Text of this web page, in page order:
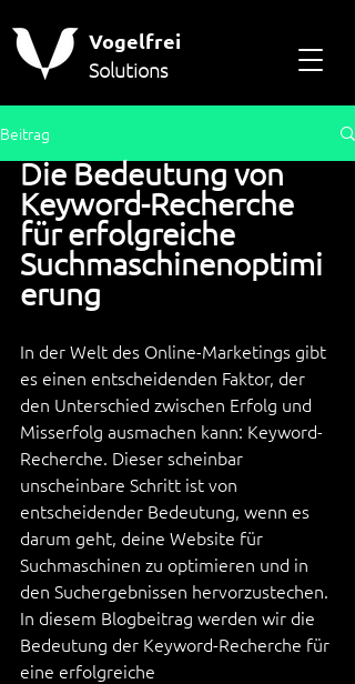
Vogelfrei
Solutions
Beitrag
Die Bedeutung von
Keyword-Recherche
für erfolgreiche
Suchmaschinenoptimi
erung
In der Welt des Online-Marketings gibt
es einen entscheidenden Faktor, der
den Unterschied zwischen Erfolg und
Misserfolg ausmachen kann: Keyword-
Recherche. Dieser scheinbar
unscheinbare Schritt ist von
entscheidender Bedeutung, wenn es
darum geht, deine Website für
Suchmaschinen zu optimieren und in
den Suchergebnissen hervorzustechen.
In diesem Blogbeitrag werden wir die
Bedeutung der Keyword-Recherche für
eine erfolgreiche